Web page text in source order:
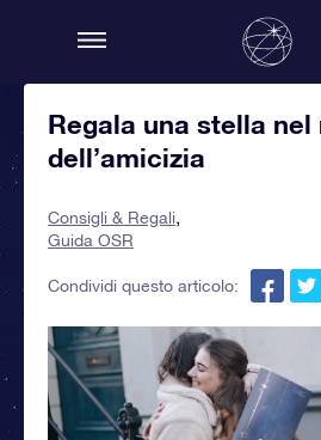
Regala una stella nel
dell’amicizia
Consigli & Regali
Guida OSR
Condividi questo articolo: